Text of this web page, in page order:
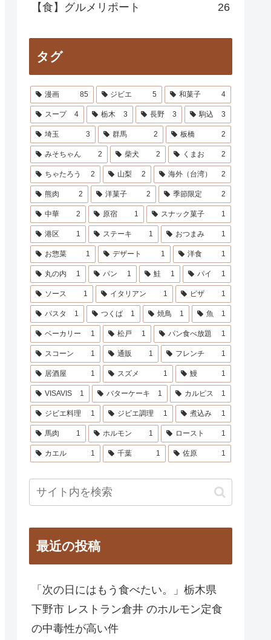
【食】グルメリポート 26
タグ
漫画 85 ジビエ 5 和菓子 4
スープ 4 栃木 3 長野 3 駒込 3
埼玉 3 群馬 2 板橋 2
みそちゃん 2 柴犬 2 くまお 2
ちゃたろう 2 山梨 2 海外（台湾） 2
熊肉 2 洋菓子 2 季節限定 2
中華 2 原宿 1 スナック菓子 1
港区 1 ステーキ 1 おつまみ 1
お惣菜 1 デザート 1 洋食 1
丸の内 1 パン 1 鮭 1 パイ 1
ソース 1 イタリアン 1 ピザ 1
パスタ 1 つくば 1 焼鳥 1 魚 1
ベーカリー 1 松戸 1 パン食べ放題 1
スコーン 1 通販 1 フレンチ 1
居酒屋 1 スズメ 1 鰻 1
VISAVIS 1 バターケーキ 1 カルピス 1
ジビエ料理 1 ジビエ調理 1 煮込み 1
馬肉 1 ホルモン 1 ロースト 1
カエル 1 千葉 1 佐原 1
最近の投稿
「次の日にはもう食べたい。」栃木県
下野市 レストラン倉井 のホルモン定食
の中毒性が高い件